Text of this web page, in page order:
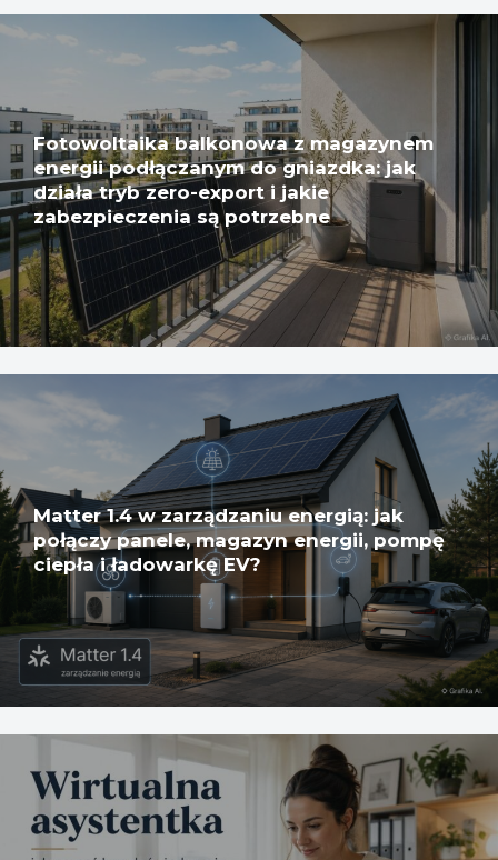
Fotowoltaika balkonowa z magazynem
energii podłączanym do gniazdka: jak
działa tryb zero-export i jakie
zabezpieczenia są potrzebne
Matter 1.4 w zarządzaniu energią: jak
połączy panele, magazyn energii, pompę
ciepła i ładowarkę EV?